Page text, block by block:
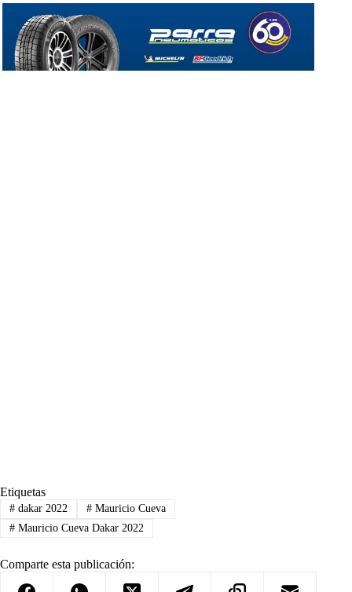
Etiquetas
#dakar 2022 #Mauricio Cueva
#Mauricio Cueva Dakar 2022
Comparte esta publicación: